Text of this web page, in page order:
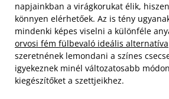
napjainkban a virágkorukat élik,
könnyen elérhetőek. Az is tény
mindenki képes viselni a különféle
orvosi fém fülbevaló ideális alternatíva
szeretnének lemondani a színes
igyekeznek minél változatosabb
kiegészítőket a szettjeikhez.